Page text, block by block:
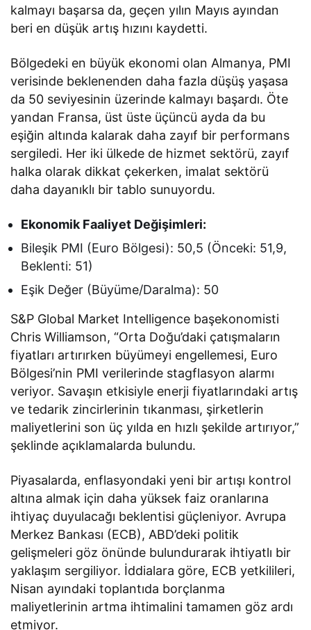
kalmayı başarsa da, geçen yılın Mayıs ayından
beri en düşük artış hızını kaydetti.
Bölgedeki en büyük ekonomi olan Almanya, PMI
verisinde beklenenden daha fazla düşüş yaşasa
da 50 seviyesinin üzerinde kalmayı başardı. Öte
yandan Fransa, üst üste üçüncü ayda da bu
eşiğin altında kalarak daha zayıf bir performans
sergiledi. Her iki ülkede de hizmet sektörü, zayıf
halka olarak dikkat çekerken, imalat sektörü
daha dayanıklı bir tablo sunuyordu.
Ekonomik Faaliyet Değişimleri:
Bileşik PMI (Euro Bölgesi): 50,5 (Önceki: 51,9,
Beklenti: 51)
Eşik Değer (Büyüme/Daralma): 50
S&P Global Market Intelligence başekonomisti
Chris Williamson, “Orta Doğu’daki çatışmaların
fiyatları artırırken büyümeyi engellemesi, Euro
Bölgesi’nin PMI verilerinde stagflasyon alarmı
veriyor. Savaşın etkisiyle enerji fiyatlarındaki artış
ve tedarik zincirlerinin tıkanması, şirketlerin
maliyetlerini son üç yılda en hızlı şekilde artırıyor,”
şeklinde açıklamalarda bulundu.
Piyasalarda, enflasyondaki yeni bir artışı kontrol
altına almak için daha yüksek faiz oranlarına
ihtiyaç duyulacağı beklentisi güçleniyor. Avrupa
Merkez Bankası (ECB), ABD’deki politik
gelişmeleri göz önünde bulundurarak ihtiyatlı bir
yaklaşım sergiliyor. İddialara göre, ECB yetkilileri,
Nisan ayındaki toplantıda borçlanma
maliyetlerinin artma ihtimalini tamamen göz ardı
etmiyor.